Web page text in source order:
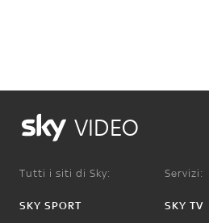
VIDEO
Tutti i siti di Sky:
SKY SPORT
Servizi:
SKY TV